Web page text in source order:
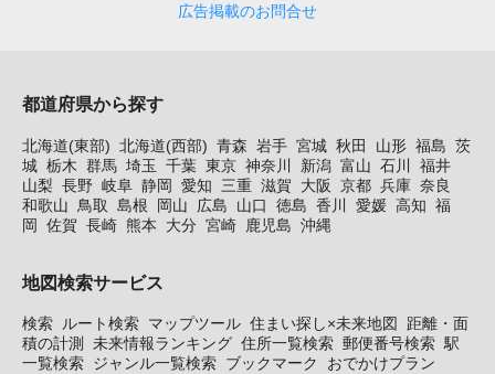
広告掲載のお問合せ
都道府県から探す
北海道(東部) 北海道(西部) 青森 岩手 宮城 秋田 山形 福島 茨
城 栃木 群馬 埼玉 千葉 東京 神奈川 新潟 富山 石川
福井
山梨 長野 岐阜 静岡 愛知 三重 滋賀 大阪 京都 兵庫 奈良
和歌山
鳥取 島根 岡山 広島 山口 徳島 香川 愛媛 高知 福
岡 佐賀 長崎 熊本 大分 宮崎 鹿児島 沖縄
地図検索サービス
検索 ルート検索 マップツール 住まい探し×未来地図
距離・面
積の計測
未来情報ランキング 住所一覧検索 郵便番号検索 駅
一覧検索 ジャンル一覧検索 ブックマーク おでかけプラン